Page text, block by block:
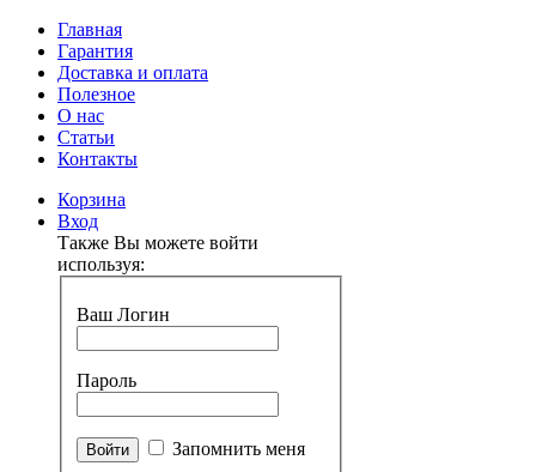
Главная
Гарантия
Доставка и оплата
Полезное
О нас
Статьи
Контакты
Корзина
Вход
Также Вы можете войти
используя:
Ваш Логин
Пароль
Запомнить меня